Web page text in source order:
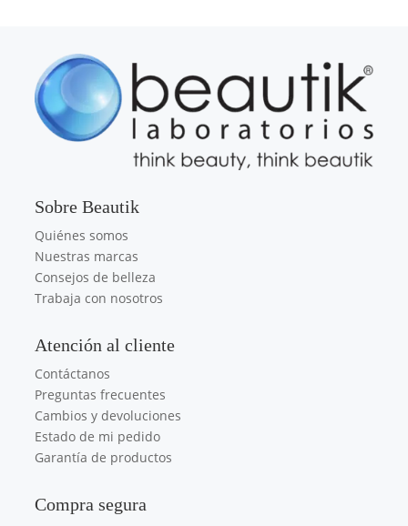
Sobre Beautik
Quiénes somos
Nuestras marcas
Consejos de belleza
Trabaja con nosotros
Atención al cliente
Contáctanos
Preguntas frecuentes
Cambios y devoluciones
Estado de mi pedido
Garantía de productos
Compra segura